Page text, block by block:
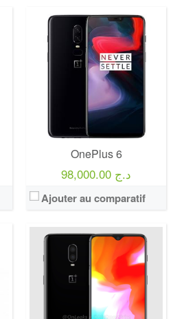
OnePlus 6
98,000.00 د.ج
Ajouter au comparatif